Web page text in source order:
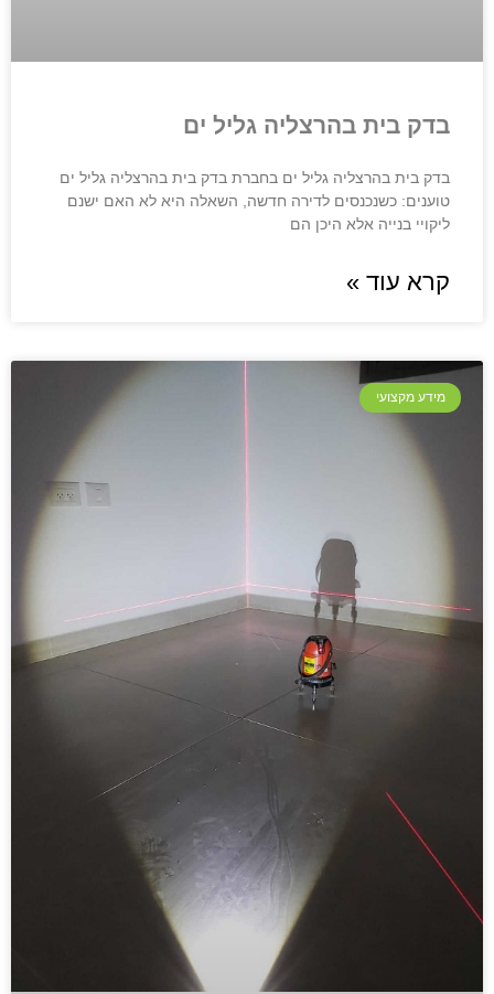
בדק בית בהרצליה גליל ים
בדק בית בהרצליה גליל ים בחברת בדק בית בהרצליה גליל ים
טוענים: כשנכנסים לדירה חדשה, השאלה היא לא האם ישנם
ליקויי בנייה אלא היכן הם
קרא עוד »
מידע מקצועי